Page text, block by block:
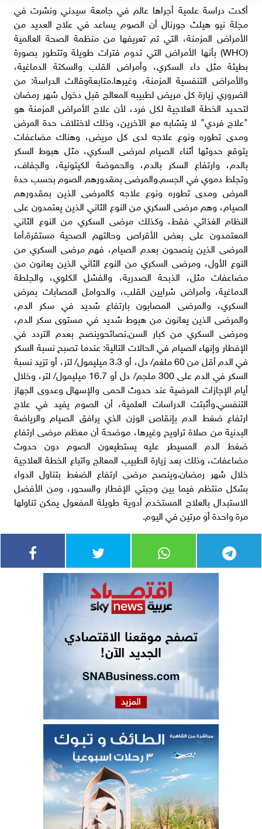
أكدت دراسة علمية أجراها عالم في جامعة سيدني ونشرت في
مجلة نيو هيلث جورنال أن الصوم يساعد في علاج العديد من
الأمراض المزمنة، التي تم تعريفها من منظمة الصحة العالمية
(WHO) بأنها الأمراض التي تدوم فترات طويلة وتتطور بصورة
بطيئة مثل داء السكري، وأمراض القلب والسكتة الدماغية،
والأمراض التنفسية المزمنة، وغيرها.متابعةوقالت الدراسة: من
الضروري زيارة كل مريض لطبيبه المعالج قبل دخول شهر رمضان
لتحديد الخطة العلاجية لكل فرد، لأن علاج الأمراض المزمنة هو
"علاج فردي" لا يتشابه مع الآخرين، وذلك لاختلاف حدة المرض
ومدى تطوره ونوع علاجه لدى كل مريض، وهناك مضاعفات
يتوقع حدوثها أثناء الصيام لمرضى السكري، مثل هبوط السكر
بالدم، وارتفاع السكر بالدم، والحموضة الكيتونية، والجفاف،
وتجلط دموي في الجسم.والمرضى بمقدورهم الصوم بحسب حدة
المرض ومدى تطوره ونوع علاجه كالمرضى الذين بمقدورهم
الصيام، وهم مرضى السكري من النوع الثاني الذين يعتمدون على
النظام الغذائي فقط، وكذلك مرضى السكري من النوع الثاني
المعتمدون على بعض الأقراص وحالتهم الصحية مستقرة.أما
المرضى الذين ينصحون بعدم الصيام، فهم مرضى السكري من
النوع الأول، ومرضى السكري من النوع الثاني الذين يعانون من
مضاعفات مثل، الذبحة الصدرية، والفشل الكلوي، والجلطة
الدماغية، وأمراض شرايين القلب، والحوامل المصابات بمرض
السكري، والمرضى المصابون بارتفاع شديد في سكر الدم،
والمرضى الذين يعانون من هبوط شديد في مستوى سكر الدم،
ومرضى السكري من كبار السن.نصائحوينصح بعدم التردد في
الإفطار وإنهاء الصيام في الحالات التالية: عندما تصبح نسبة السكر
في الدم أقل من 60 ملغم/ دل، أو 3.3 ميليمول/ لتر، أو تزيد نسبة
السكر في الدم على 300 ملجم/ دل أو 16.7 ميليمول/ لتر، وخلال
أيام الإجازات المرضية عند حدوث الحمى والإسهال وعدوى الجهاز
التنفسي.وأثبتت الدراسات العلمية، أن الصوم يفيد في علاج
ارتفاع ضغط الدم بإنقاص الوزن الذي يرافق الصيام والرياضة
البدنية من صلاة تراويح وغيرها، موضحة أن معظم مرضى ارتفاع
ضغط الدم المسيطر عليه يستطيعون الصوم دون حدوث
مضاعفات، وذلك بعد زيارة الطبيب المعالج واتباع الخطة العلاجية
خلال شهر رمضان.وينصح مرضى ارتفاع الضغط بتناول الدواء
بشكل منتظم فيما بين وجبتي الإفطار والسحور، ومن الأفضل
الاستبدال بالعلاج المستخدم أدوية طويلة المفعول يمكن تناولها
مرة واحدة أو مرتين في اليوم.